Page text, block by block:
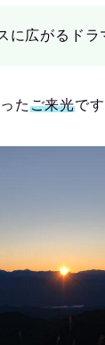
に広がるドラ
たご来光です